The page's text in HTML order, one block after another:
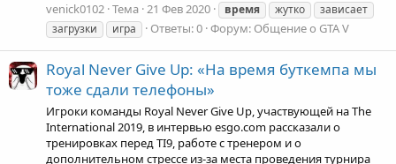
venick0102 Тема 21 Фев 2020 время жутко
зависает
загрузки
игра Ответы: 0 Форум: Общение о GTA V
Royal Never Give Up: «На время буткемпа мы
тоже сдали телефоны»
Игроки команды Royal Never Give Up, участвующей на The
International 2019, в интервью esgo.com рассказали о
тренировках перед TI9, работе с тренером и о
дополнительном стрессе из-за места проведения турнира